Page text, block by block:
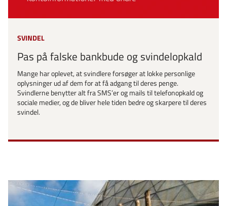
SVINDEL
Pas på falske bankbude og svindelopkald
Mange har oplevet, at svindlere forsøger at lokke personlige
oplysninger ud af dem for at få adgang til deres penge.
Svindlerne benytter alt fra SMS’er og mails til telefonopkald og
sociale medier, og de bliver hele tiden bedre og skarpere til deres
svindel.